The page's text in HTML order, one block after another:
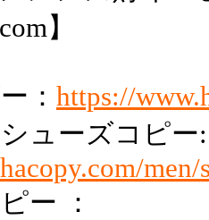
】
： https://
ューズコピー:
men/
ー ：